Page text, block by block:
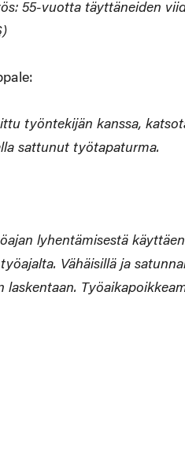
55-vuotta täyttäneiden
työntekijän kanssa,
sattunut työtapaturma.
lyhentämisestä
Vähäisillä ja